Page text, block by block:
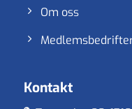
Om oss
Kontakt